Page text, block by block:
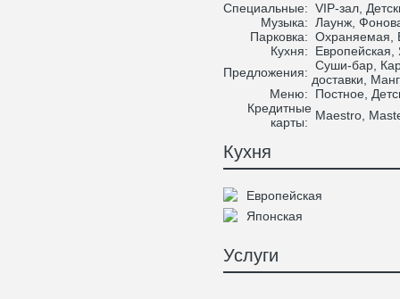
Специальные: VIP-зал,
Музыка:
Лаунж,
Парковка: Охраняемая,
Кухня:
Европейская,
Предложения: Суши-бар,
доставки,
Меню:
Постное,
Кредитные
карты:
Maestro,
Кухня
Европейская
Японская
Услуги